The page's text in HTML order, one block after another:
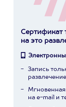
Сертификат
на это
Запись
развлечение
на e-mail и